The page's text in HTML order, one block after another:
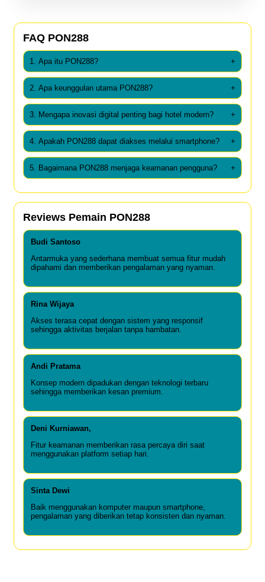
FAQ PON288
1. Apa itu PON288? +
2. Apa keunggulan utama PON288? +
3. Mengapa inovasi digital penting bagi hotel modern? +
4. Apakah PON288 dapat diakses melalui smartphone? +
5. Bagaimana PON288 menjaga keamanan pengguna? +
Reviews Pemain PON288
Budi Santoso
Antarmuka yang sederhana membuat semua fitur mudah
dipahami dan memberikan pengalaman yang nyaman.
Rina Wijaya
Akses terasa cepat dengan sistem yang responsif
sehingga aktivitas berjalan tanpa hambatan.
Andi Pratama
Konsep modern dipadukan dengan teknologi terbaru
sehingga memberikan kesan premium.
Deni Kurniawan,
Fitur keamanan memberikan rasa percaya diri saat
menggunakan platform setiap hari.
Sinta Dewi
Baik menggunakan komputer maupun smartphone,
pengalaman yang diberikan tetap konsisten dan nyaman.